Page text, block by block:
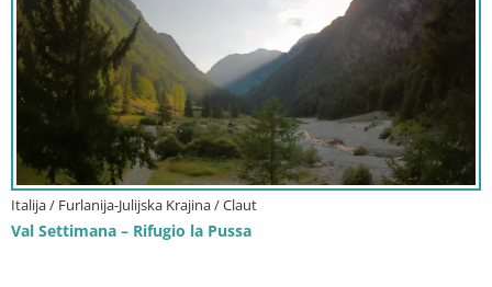
Italija / Furlanija-Julijska Krajina / Claut
Val Settimana – Rifugio la Pussa